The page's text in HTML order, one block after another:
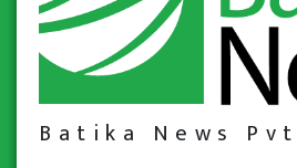
Batika News